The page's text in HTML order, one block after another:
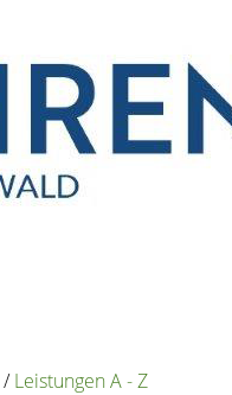
/Leistungen A - Z